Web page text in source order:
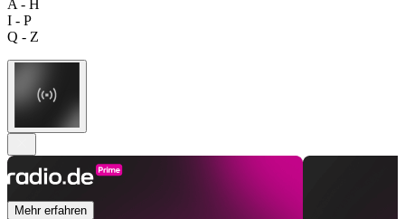
A - H
I - P
Q - Z
Mehr erfahren